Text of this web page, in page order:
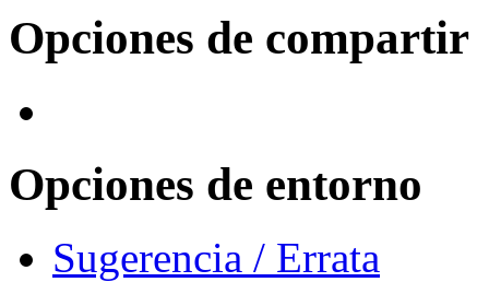
Opciones de compartir
Opciones de entorno
Sugerencia / Errata